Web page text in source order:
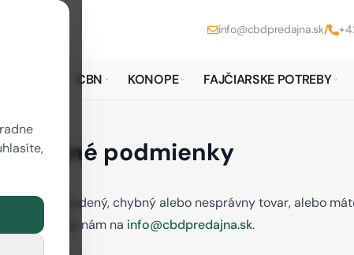
info@cbdpredajna.sk/
CBN KONOPE FAJČIARSKE POTREBY
podmienky
poškodený, chybný alebo nesprávny tovar, alebo
napíšte nám na info@cbdpredajna.sk.